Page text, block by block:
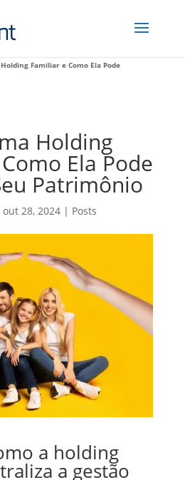
Familiar e Como Ela Pode
Holding
Ela Pode
Patrimônio
out 28, 2024| Posts
a holding
a gestão